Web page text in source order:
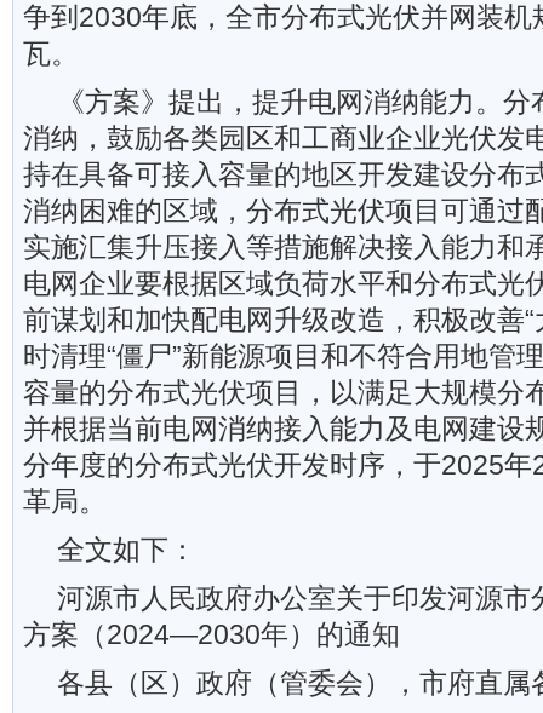
争到2030年底，全市分布式光伏并网装机
瓦。
《方案》提出，提升电网消纳能力。
消纳，鼓励各类园区和工商业企业光伏发
持在具备可接入容量的地区开发建设分布
消纳困难的区域，分布式光伏项目可通过
实施汇集升压接入等措施解决接入能力和
电网企业要根据区域负荷水平和分布式光
前谋划和加快配电网升级改造，积极改善
时清理“僵尸”新能源项目和不符合用地管
容量的分布式光伏项目，以满足大规模分
并根据当前电网消纳接入能力及电网建设
分年度的分布式光伏开发时序，于2025
革局。
全文如下：
河源市人民政府办公室关于印发河源市
方案（2024—2030年）的通知
各县（区）政府（管委会），市府直属